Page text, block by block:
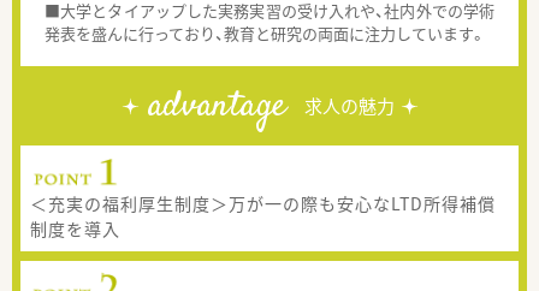
■大学とタイアップした実務実習の受け入れや、社内外での学術
発表を盛んに行っており、教育と研究の両面に注力しています。
advantage 求人の魅力
＜充実の福利厚生制度＞万が一の際も安心なLTD所得補償
制度を導入